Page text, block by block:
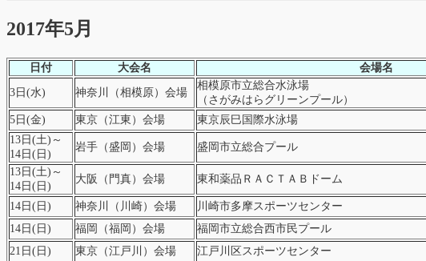
2017年5月
日付 大会名 会場名
3日(水) 神奈川（相模原）会場
相模原市立総合水泳場
（さがみはらグリーンプール）
5日(金) 東京（江東）会場 東京辰巳国際水泳場
13日(土)～
14日(日)
岩手（盛岡）会場 盛岡市立総合プール
13日(土)～
14日(日)
大阪（門真）会場 東和薬品ＲＡＣＴＡＢドーム
14日(日) 神奈川（川崎）会場 川崎市多摩スポーツセンター
14日(日)
福岡（福岡）会場 福岡市立総合西市民プール
21日(日)
東京（江戸川）会場 江戸川区スポーツセンター